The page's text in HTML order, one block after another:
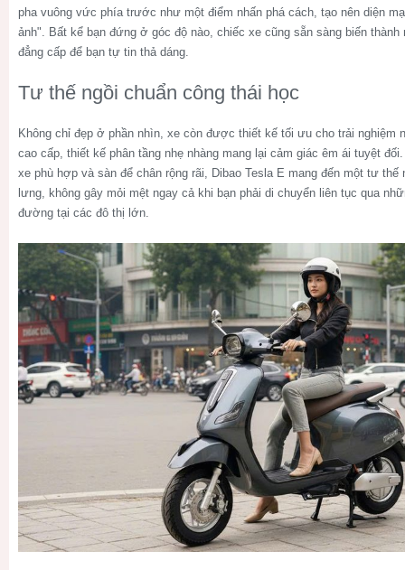
pha vuông vức phía trước như một điểm nhấn phá cách, tạo nên diện
ảnh". Bất kể bạn đứng ở góc độ nào, chiếc xe cũng sẵn sàng biến
đẳng cấp để bạn tự tin thả dáng.
Tư thế ngồi chuẩn công thái học
Không chỉ đẹp ở phần nhìn, xe còn được thiết kế tối ưu cho trải
cao cấp, thiết kế phân tầng nhẹ nhàng mang lại cảm giác êm ái tuyệt
xe phù hợp và sàn để chân rộng rãi,
Dibao Tesla E mang đến một tư thế
lưng, không gây mỏi mệt ngay cả khi bạn phải di chuyển liên tục qua
đường tại các đô thị lớn.